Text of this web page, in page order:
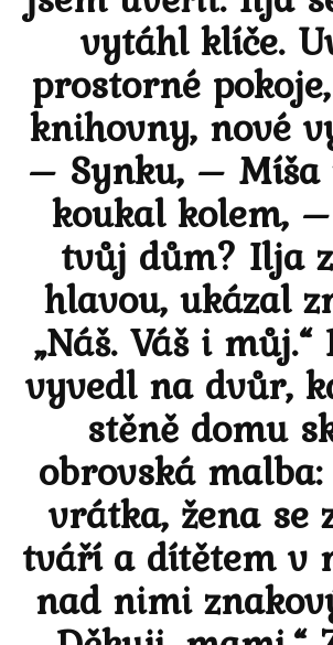
vytáhl klíče.
prostorné
knihovny, nové
– Synku, – Míša
koukal kolem,
tvůj dům? Ilja
hlavou, ukázal
„Náš. Váš i
vyvedl na dvůr,
stěně domu
obrovská
vrátka, žena se
tváří a dítětem v
nad nimi